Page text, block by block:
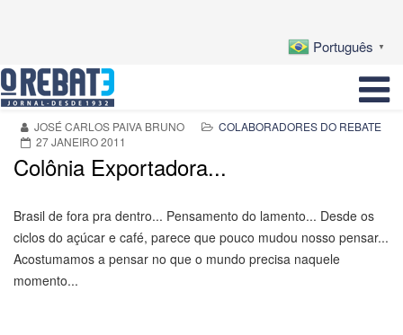
Português ▼
JOSÉ CARLOS PAIVA BRUNO
COLABORADORES DO REBATE
27 JANEIRO 2011
Colônia Exportadora...
Brasil de fora pra dentro... Pensamento do lamento... Desde os
ciclos do açúcar e café, parece que pouco mudou nosso pensar...
Acostumamos a pensar no que o mundo precisa naquele
momento...